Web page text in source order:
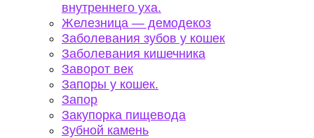
внутреннего уха.
Железница — демодекоз
Заболевания зубов у кошек
Заболевания кишечника
Заворот век
Запоры у кошек.
Запор
Закупорка пищевода
Зубной камень